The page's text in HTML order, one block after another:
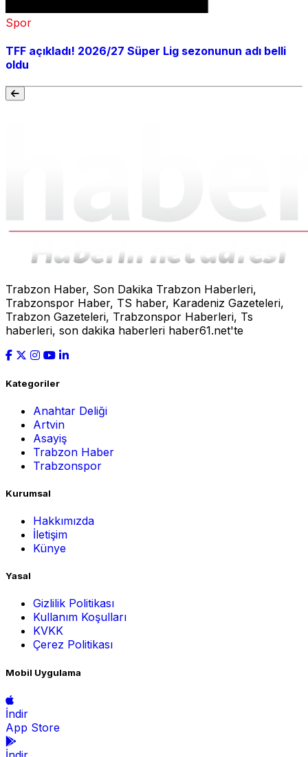
Spor
TFF açıkladı! 2026/27 Süper Lig sezonunun adı belli
oldu
Trabzon Haber, Son Dakika Trabzon Haberleri,
Trabzonspor Haber, TS haber, Karadeniz Gazeteleri,
Trabzon Gazeteleri, Trabzonspor Haberleri, Ts
haberleri, son dakika haberleri haber61.net'te
Kategoriler
Anahtar Deliği
Artvin
Asayiş
Trabzon Haber
Trabzonspor
Kurumsal
Hakkımızda
İletişim
Künye
Yasal
Gizlilik Politikası
Kullanım Koşulları
KVKK
Çerez Politikası
Mobil Uygulama
İndir
App Store